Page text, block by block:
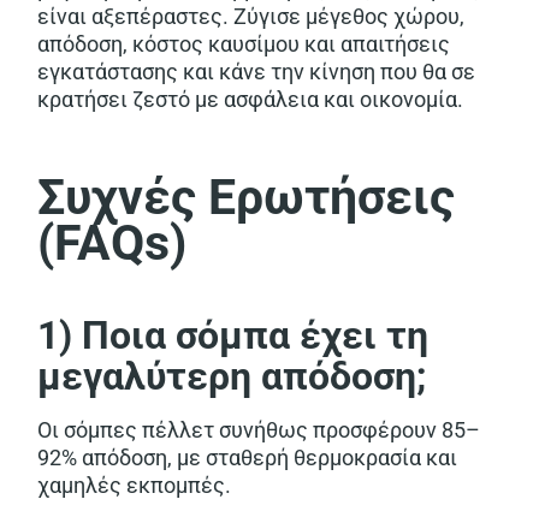
είναι αξεπέραστες. Ζύγισε μέγεθος χώρου,
απόδοση, κόστος καυσίμου και απαιτήσεις
εγκατάστασης και κάνε την κίνηση που θα σε
κρατήσει ζεστό με ασφάλεια και οικονομία.
Συχνές Ερωτήσεις
(FAQs)
1) Ποια σόμπα έχει τη
μεγαλύτερη απόδοση;
Οι σόμπες πέλλετ συνήθως προσφέρουν 85–
92% απόδοση, με σταθερή θερμοκρασία και
χαμηλές εκπομπές.